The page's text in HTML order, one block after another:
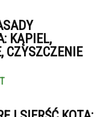
KĄPIEL,
CZYSZCZENIE